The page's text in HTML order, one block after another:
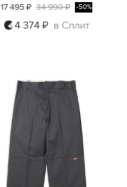
L
17 495 ₽ 34 990 ₽ -50%
4 374 ₽ в Сплит